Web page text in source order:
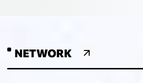
NETWORK